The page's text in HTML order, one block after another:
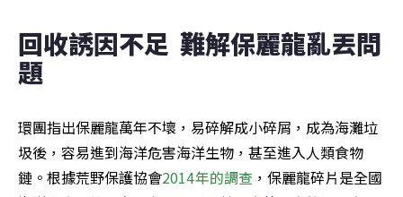
回收誘因不足  難解保麗龍亂丟問
題
環團指出保麗龍萬年不壞，易碎解成小碎屑，成為海灘垃
圾後，容易進到海洋危害海洋生物，甚至進入人類食物
鏈。根據荒野保護協會2014年的調查 ，保麗龍碎片是全國